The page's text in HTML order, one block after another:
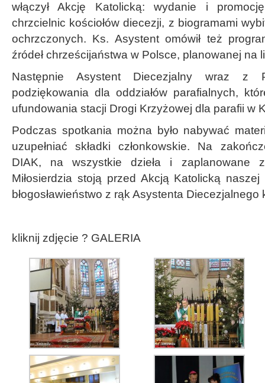
włączył Akcję Katolicką: wydanie i
chrzcielnic kościołów diecezji, z biogramami
ochrzczonych. Ks. Asystent omówił też
źródeł chrześcijaństwa w Polsce, planowanej na
Następnie Asystent Diecezjalny wraz z
podziękowania dla oddziałów parafialnych,
ufundowania stacji Drogi Krzyżowej dla parafii w
Podczas spotkania można było nabywać
uzupełniać składki członkowskie. Na
DIAK, na wszystkie dzieła i zaplanowane
Miłosierdzia stoją przed Akcją Katolicką
błogosławieństwo z rąk Asystenta
kliknij zdjęcie ? GALERIA